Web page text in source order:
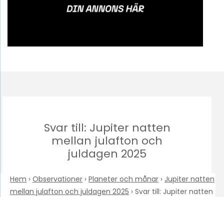
Svar till: Jupiter natten
mellan julafton och
juldagen 2025
Hem › Observationer › Planeter och månar › Jupiter natten
mellan julafton och juldagen 2025 › Svar till: Jupiter natten